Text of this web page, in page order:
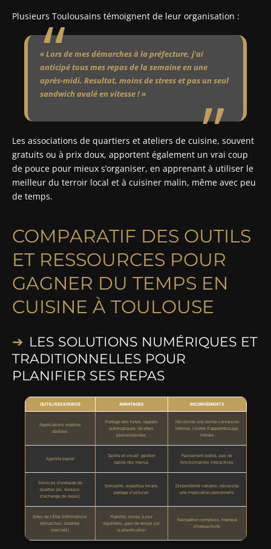
Plusieurs Toulousains témoignent de leur organisation :
« Lors de mes démarches à la préfecture, j’ai
anticipé tous mes repas de la semaine en une
après-midi. Resultat, moins de stress et pas un seul
sandwich avalé en vitesse ! »
Les associations de quartiers et ateliers de cuisine, souvent
gratuits ou à prix doux, apportent également un vrai coup
de pouce pour mieux s’organiser, en apprenant à utiliser le
meilleur du terroir local et à cuisiner malin, même avec peu
de temps.
COMPARATIF DES OUTILS
ET RESSOURCES POUR
GAGNER DU TEMPS EN
CUISINE À TOULOUSE
LES SOLUTIONS NUMÉRIQUES ET
TRADITIONNELLES POUR
PLANIFIER SES REPAS
OUTIL/RESSOURCE AVANTAGES INCONVÉNIENTS
Applications mobiles
dédiées
Partage des listes, rappels
automatiques, recettes
personnalisées
Nécessite une bonne connexion
internet, courbe d’apprentissage
initiale
Agenda papier
Tactile et visuel, gestion
rapide des menus
Facilement oublié, pas de
fonctionnalités interactives
Services d’entraide de
quartier (ex. réseaux
d’échange de repas)
Solidarité, expertise locale,
partage d’astuces
Disponibilité variable, nécessite
une implication personnelle
Sites de l’État (informations
démarches, horaires
marchés)
Fiabilité, mises à jour
régulières, gain de temps sur
la planification
Navigation complexe, manque
d’interactivité